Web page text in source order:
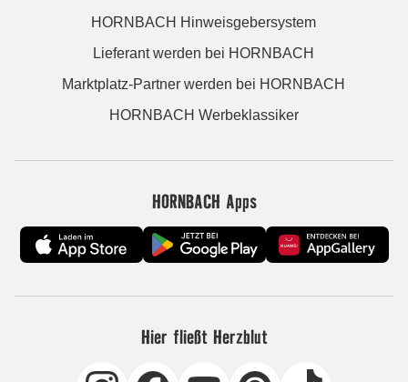
HORNBACH Hinweisgebersystem
Lieferant werden bei HORNBACH
Marktplatz-Partner werden bei HORNBACH
HORNBACH Werbeklassiker
HORNBACH Apps
Hier fließt Herzblut